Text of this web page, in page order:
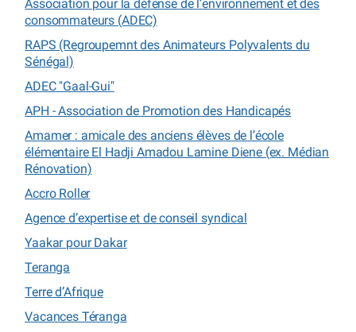
Association pour la défense de l’environnement et des
consommateurs (ADEC)
RAPS (Regroupemnt des Animateurs Polyvalents du
Sénégal)
ADEC "Gaal-Gui"
APH - Association de Promotion des Handicapés
Amamer : amicale des anciens élèves de l’école
élémentaire El Hadji Amadou Lamine Diene (ex. Médian
Rénovation)
Accro Roller
Agence d’expertise et de conseil syndical
Yaakar pour Dakar
Teranga
Terre d’Afrique
Vacances Téranga